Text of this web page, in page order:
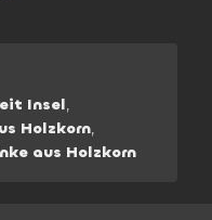
Insel,
Holzkorn,
aus Holzkorn